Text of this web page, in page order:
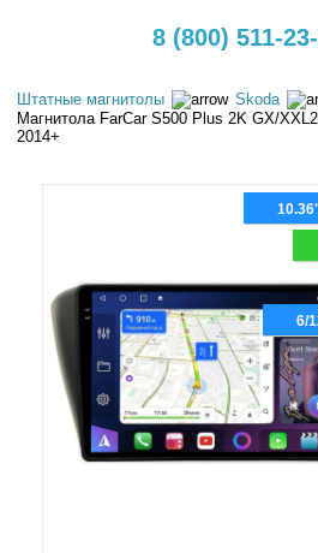
8 (800) 511-
Штатные магнитолы Skoda
Магнитола FarCar S500 Plus 2K GX/
2014+
6/